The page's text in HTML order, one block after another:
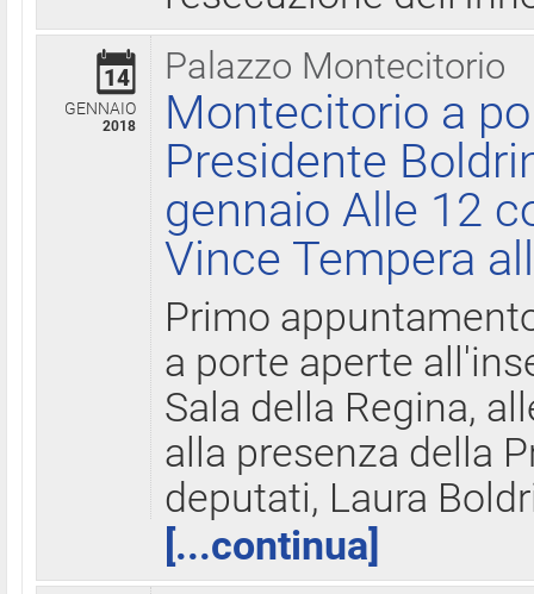
Palazzo Montecitorio
14
GENNAIO
2018
Montecitorio a
Presidente
gennaio Alle 12
Vince Tempera
Primo
a porte aperte
Sala della Regina,
alla presenza della
deputati, Laura
[...continua]